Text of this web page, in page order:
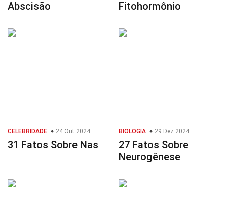
Abscisão
Fitohormônio
CELEBRIDADE 24 Out 2024
31 Fatos Sobre Nas
BIOLOGIA 29 Dez 2024
27 Fatos Sobre
Neurogênese